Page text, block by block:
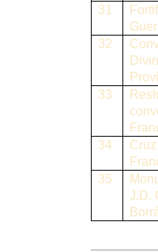
31
32
33
34
35
J.D.